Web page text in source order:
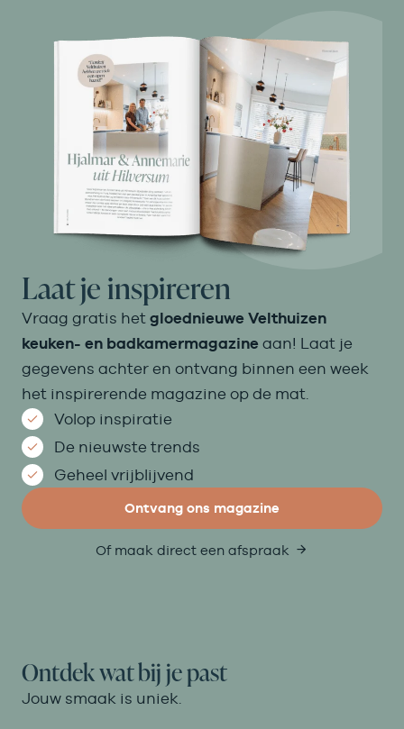
Laat je inspireren
Vraag gratis het gloednieuwe Velthuizen
keuken- en badkamermagazine aan! Laat je
gegevens achter en ontvang binnen een week
het inspirerende magazine op de mat.
Volop inspiratie
De nieuwste trends
Geheel vrijblijvend
Ontvang ons magazine
Of maak direct een afspraak
Ontdek wat bij je past
Jouw smaak is uniek.